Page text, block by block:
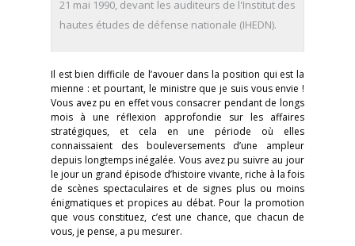
21 mai 1990, devant les auditeurs de l'Institut des
hautes études de défense nationale (IHEDN).
Il est bien difficile de l’avouer dans la position qui est la
mienne : et pourtant, le ministre que je suis vous envie !
Vous avez pu en effet vous consacrer pendant de longs
mois à une réflexion approfondie sur les affaires
stratégiques, et cela en une période où elles
connaissaient des bouleversements d’une ampleur
depuis longtemps inégalée. Vous avez pu suivre au jour
le jour un grand épisode d’histoire vivante, riche à la fois
de scènes spectaculaires et de signes plus ou moins
énigmatiques et propices au débat. Pour la promotion
que vous constituez, c’est une chance, que chacun de
vous, je pense, a pu mesurer.